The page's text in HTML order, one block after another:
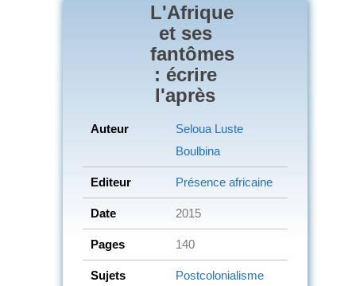
L'Afrique
et ses
fantômes
: écrire
l'après
Auteur
Seloua Luste
Boulbina
Editeur Présence africaine
Date 2015
Pages 140
Sujets
Postcolonialisme